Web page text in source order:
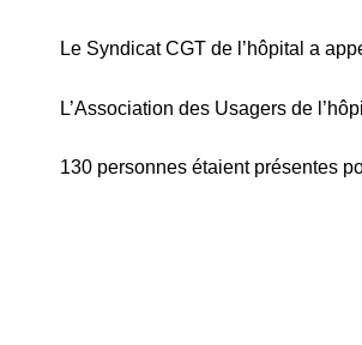
Le Syndicat CGT de l’hôpital a
L’Association des Usagers de
130 personnes étaient présentes